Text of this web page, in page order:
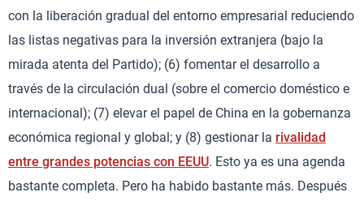
con la liberación gradual del entorno empresarial reduciendo
las listas negativas para la inversión extranjera (bajo la
mirada atenta del Partido); (6) fomentar el desarrollo a
través de la circulación dual (sobre el comercio doméstico e
internacional); (7) elevar el papel de China en la gobernanza
económica regional y global; y (8) gestionar la rivalidad
entre grandes potencias con EEUU. Esto ya es una agenda
bastante completa. Pero ha habido bastante más. Después